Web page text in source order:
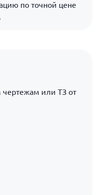
по точной цене
или ТЗ от